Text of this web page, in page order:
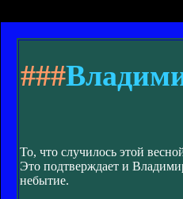
###
То, что случилось этой
Это подтверждает и
небытие.